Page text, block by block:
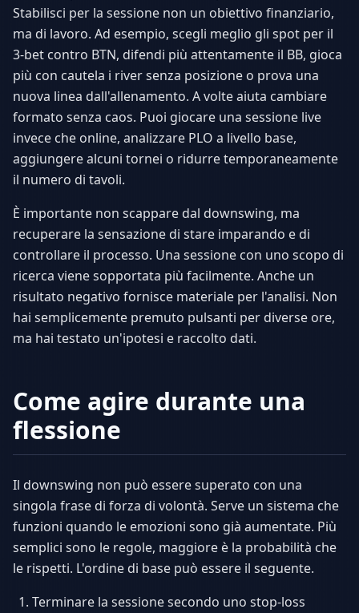
Stabilisci per la sessione non un obiettivo finanziario,
ma di lavoro. Ad esempio, scegli meglio gli spot per il
3-bet contro BTN, difendi più attentamente il BB, gioca
più con cautela i river senza posizione o prova una
nuova linea dall'allenamento. A volte aiuta cambiare
formato senza caos. Puoi giocare una sessione live
invece che online, analizzare PLO a livello base,
aggiungere alcuni tornei o ridurre temporaneamente
il numero di tavoli.
È importante non scappare dal downswing, ma
recuperare la sensazione di stare imparando e di
controllare il processo. Una sessione con uno scopo di
ricerca viene sopportata più facilmente. Anche un
risultato negativo fornisce materiale per l'analisi. Non
hai semplicemente premuto pulsanti per diverse ore,
ma hai testato un'ipotesi e raccolto dati.
Come agire durante una
flessione
Il downswing non può essere superato con una
singola frase di forza di volontà. Serve un sistema che
funzioni quando le emozioni sono già aumentate. Più
semplici sono le regole, maggiore è la probabilità che
le rispetti. L'ordine di base può essere il seguente.
Terminare la sessione secondo uno stop-loss